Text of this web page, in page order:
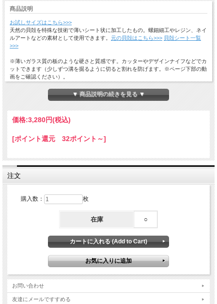
商品説明
お試しサイズはこちら>>>
天然の貝殻を特殊な技術で薄いシート状に加工したもの。螺鈿細工やレジン、ネイ
ルアートなどの素材として使用できます。 元の貝殻はこちら>>> 貝殻シート一覧
>>>
※薄いガラス質の板のような硬さと質感です。カッターやデザインナイフなどでカ
ットできます（少しずつ溝を掘るように切ると割れを防げます。※ページ下部の動
画をご確認ください）。
※裏面に接着剤やシールはついておりません。
※天然の貝殻を使用しているため同じ模様のものはございません。
※縁に若干の欠けがあるもの、表面に多少の傷があるものもございます。
※曇りが気になる場合は研磨剤などで優しく磨いてください。
使用例「ねこの幸福屋」Xはこちら
▼ 商品説明の続きを見る ▼
価格:3,280円(税込)
[ポイント還元 32ポイント～]
注文
購入数： 枚
在庫 ○
お問い合わせ
友達にメールですすめる